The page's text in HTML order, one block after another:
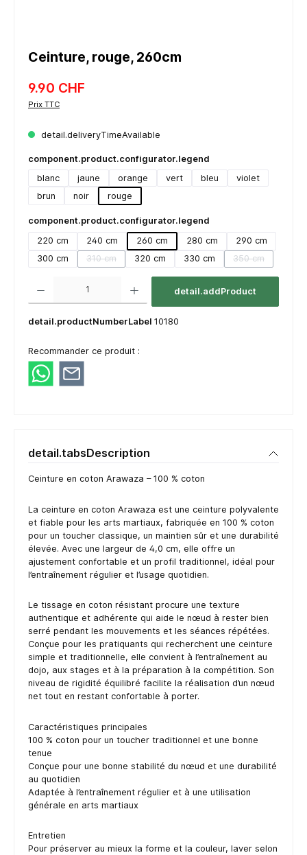
Ceinture, rouge, 260cm
9.90 CHF
Prix TTC
detail.deliveryTimeAvailable
component.product.configurator.legend
blanc
jaune orange vert bleu
violet
brun
noir rouge
component.product.configurator.legend
220 cm
240 cm 260 cm 280 cm
290 cm
300 cm
310 cm
(detail.unavailableTooltip)
320 cm 330 cm 350 cm
detail.addProduct
detail.productNumberLabel 10180
Recommander ce produit :
detail.tabsDescription
Ceinture en coton Arawaza – 100 % coton
La ceinture en coton Arawaza est une ceinture polyvalente
et fiable pour les arts martiaux, fabriquée en 100 % coton
pour un toucher classique, un maintien sûr et une durabilité
élevée. Avec une largeur de 4,0 cm, elle offre un
ajustement confortable et un profil traditionnel, idéal pour
l’entraînement régulier et l’usage quotidien.
Le tissage en coton résistant procure une texture
authentique et adhérente qui aide le nœud à rester bien
serré pendant les mouvements et les séances répétées.
Conçue pour les pratiquants qui recherchent une ceinture
simple et traditionnelle, elle convient à l’entraînement au
dojo, aux stages et à la préparation à la compétition. Son
niveau de rigidité équilibré facilite la réalisation d’un nœud
net tout en restant confortable à porter.
Caractéristiques principales
100 % coton pour un toucher traditionnel et une bonne
tenue
Conçue pour une bonne stabilité du nœud et une durabilité
au quotidien
Adaptée à l’entraînement régulier et à une utilisation
générale en arts martiaux
Entretien
Pour préserver au mieux la forme et la couleur, laver selon